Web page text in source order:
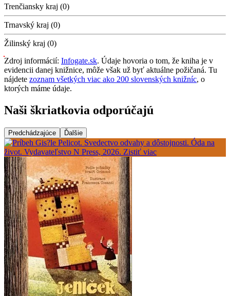
Trenčiansky kraj (0)
Trnavský kraj (0)
Žilinský kraj (0)
Zdroj informácií: Infogate.sk. Údaje hovoria o tom, že kniha je v
evidencii danej knižnice, môže však už byť aktuálne požičaná. Tu
nájdete zoznam všetkých viac ako 200 slovenských knižníc, o
ktorých máme údaje.
Naši škriatkovia odporúčajú
Predchádzajúce Ďalšie